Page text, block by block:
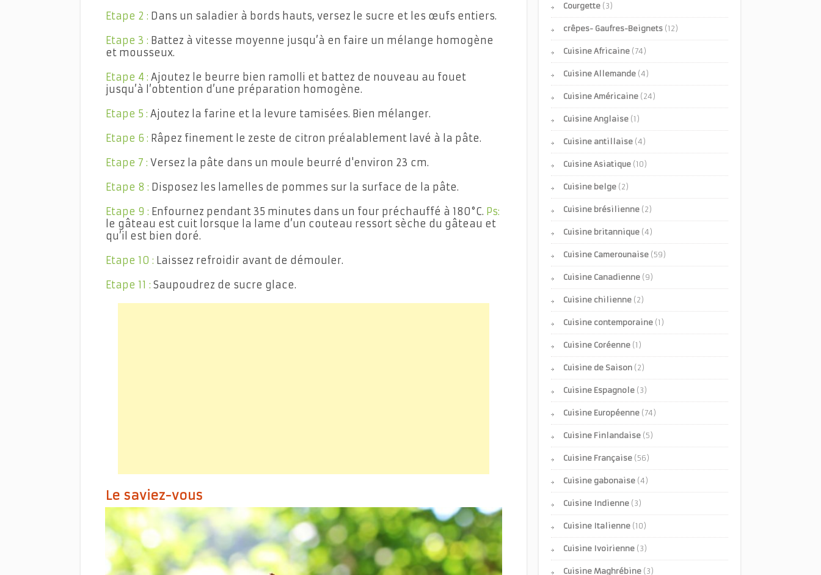
Etape 2 : Dans un saladier à bords hauts, versez le sucre et les œufs entiers.
Etape 3 : Battez à vitesse moyenne jusqu’à en faire un mélange homogène
et mousseux.
Etape 4 : Ajoutez le beurre bien ramolli et battez de nouveau au fouet
jusqu’à l’obtention d’une préparation homogène.
Etape 5 : Ajoutez la farine et la levure tamisées. Bien mélanger.
Etape 6 : Râpez finement le zeste de citron préalablement lavé à la pâte.
Etape 7 : Versez la pâte dans un moule beurré d'environ 23 cm.
Etape 8 : Disposez les lamelles de pommes sur la surface de la pâte.
Etape 9 : Enfournez pendant 35 minutes dans un four préchauffé à 180°C. Ps:
le gâteau est cuit lorsque la lame d’un couteau ressort sèche du gâteau et
qu’il est bien doré.
Etape 10 : Laissez refroidir avant de démouler.
Etape 11 : Saupoudrez de sucre glace.
Le saviez-vous
Tarte suisse moelleuse aux pommes
Courgette (3)
crêpes- Gaufres-Beignets (12)
Cuisine Africaine (74)
Cuisine Allemande (4)
Cuisine Américaine (24)
Cuisine Anglaise (1)
Cuisine antillaise (4)
Cuisine Asiatique (10)
Cuisine belge (2)
Cuisine brésilienne (2)
Cuisine britannique (4)
Cuisine Camerounaise (59)
Cuisine Canadienne (9)
Cuisine chilienne (2)
Cuisine contemporaine (1)
Cuisine Coréenne (1)
Cuisine de Saison (2)
Cuisine Espagnole (3)
Cuisine Européenne (74)
Cuisine Finlandaise (5)
Cuisine Française (56)
Cuisine gabonaise (4)
Cuisine Indienne (3)
Cuisine Italienne (10)
Cuisine Ivoirienne (3)
Cuisine Maghrébine (3)